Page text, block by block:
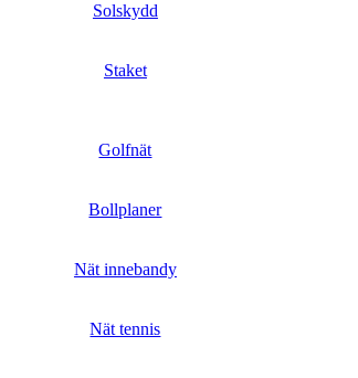
Solskydd
Staket
Golfnät
Bollplaner
Nät innebandy
Nät tennis